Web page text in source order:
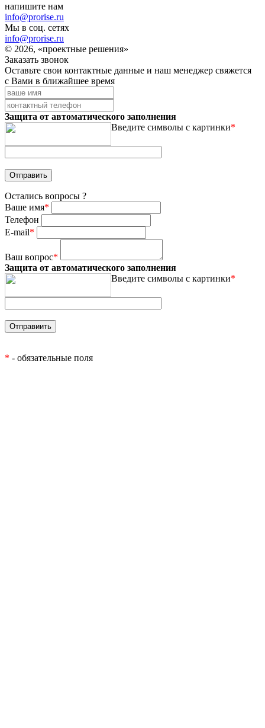
напишите нам
info@prorise.ru
Мы в соц. сетях
info@prorise.ru
© 2026, «проектные решения»
Заказать звонок
Оставьте свои контактные данные и наш менеджер свяжется
с Вами в ближайшее время
Защита от автоматического заполнения
Введите символы с картинки*
Остались вопросы ?
Ваше имя*
Телефон
E-mail*
Ваш вопрос*
Защита от автоматического заполнения
Введите символы с картинки*
* - обязательные поля